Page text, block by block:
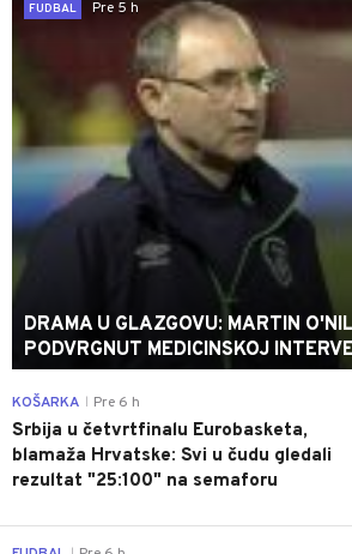
FUDBAL
Pre 5 h
DRAMA U GLAZGOVU: MARTIN
PODVRGNUT MEDICINSKOJ
KOŠARKA Pre 6 h
Srbija u četvrtfinalu Eurobasketa,
blamaža Hrvatske: Svi u čudu gledali
rezultat "25:100" na semaforu